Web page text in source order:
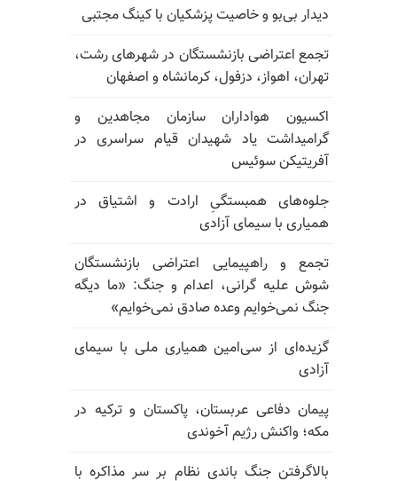
دیدار بی‌بو و خاصیت پزشکیان با کینگ مجتبی
تجمع اعتراضی بازنشستگان در شهرهای رشت،
تهران، اهواز، دزفول، کرمانشاه و اصفهان
اکسیون هواداران سازمان مجاهدین و
گرامیداشت یاد شهیدان قیام سراسری در
آفریتیکن سوئیس
جلوه‌های همبستگیِ ارادت و اشتیاق در
همیاری با سیمای آزادی
تجمع و راهپیمایی اعتراضی بازنشستگان
شوش علیه گرانی، اعدام و جنگ: «ما دیگه
جنگ نمی‌خوایم وعده صادق نمی‌خوایم»
گزیده‌ای از سی‌امین همیاری ملی با سیمای
آزادی
پیمان دفاعی عربستان، پاکستان و ترکیه در
مکه؛ واکنش رژیم آخوندی
بالا‌گرفتن جنگ باندی نظام بر سر مذاکره با